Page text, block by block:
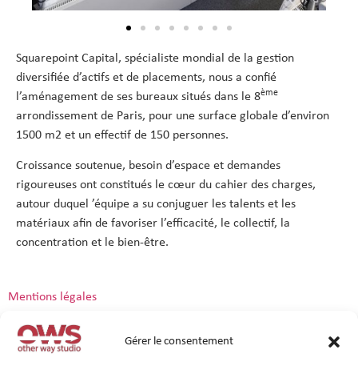
Gérer le consentement
Squarepoint Capital, spécialiste mondial de la gestion
diversifiée d’actifs et de placements, nous a confié
l’aménagement de ses bureaux situés dans le 8ème
arrondissement de Paris, pour une surface globale d’environ
1500 m2 et un effectif de 150 personnes.
Croissance soutenue, besoin d’espace et demandes
rigoureuses ont constitués le cœur du cahier des charges,
autour duquel ’équipe a su conjuguer les talents et les
matériaux afin de favoriser l’efficacité, le collectif, la
concentration et le bien-être.
Mentions légales